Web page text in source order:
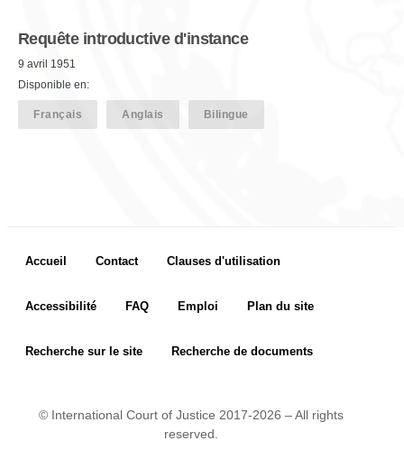
Requête introductive d'instance
9 avril 1951
Disponible en:
Français Anglais Bilingue
Footer menu
Accueil Contact Clauses d'utilisation
Accessibilité FAQ Emploi Plan du site
Recherche sur le site Recherche de documents
© International Court of Justice 2017-2026 – All rights
reserved.